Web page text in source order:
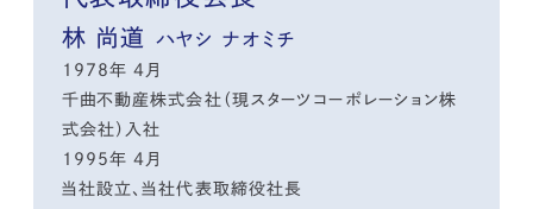
林 尚道 ハヤシ ナオミチ
1978年 4月
千曲不動産株式会社（現スターツコーポレーション株
式会社）入社
1995年 4月
当社設立、当社代表取締役社長